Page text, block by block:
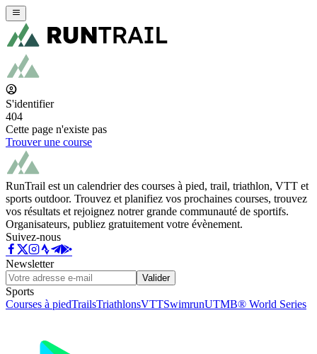
S'identifier
404
Cette page n'existe pas
Trouver une course
RunTrail est un calendrier des courses à pied, trail, triathlon, VTT et
sports outdoor. Trouvez et planifiez vos prochaines courses, trouvez
vos résultats et rejoignez notrer grande communauté de sportifs.
Organisateurs, publiez gratuitement votre évènement.
Suivez-nous
Newsletter
Valider
Sports
Courses à piedTrailsTriathlonsVTTSwimrunUTMB® World Series